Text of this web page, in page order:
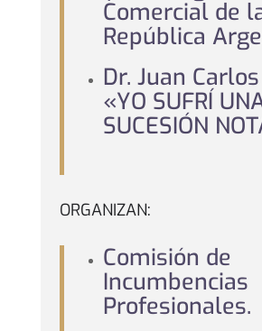
Comercial de
República
Dr. Juan Carlos
«YO SUFRÍ
SUCESIÓN
ORGANIZAN:
Comisión de
Incumbencias
Profesionales.